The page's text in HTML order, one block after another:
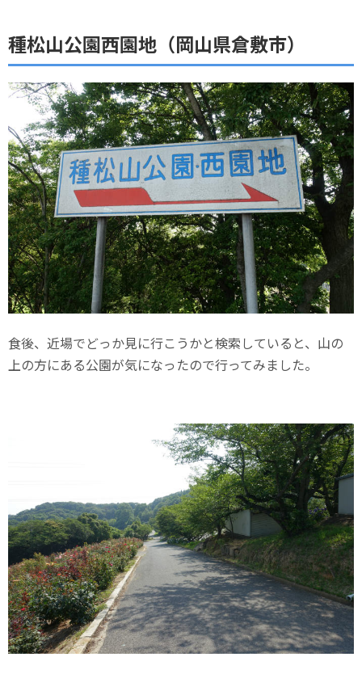
種松山公園西園地（岡山県倉敷市）
食後、近場でどっか見に行こうかと検索していると、山の
上の方にある公園が気になったので行ってみました。